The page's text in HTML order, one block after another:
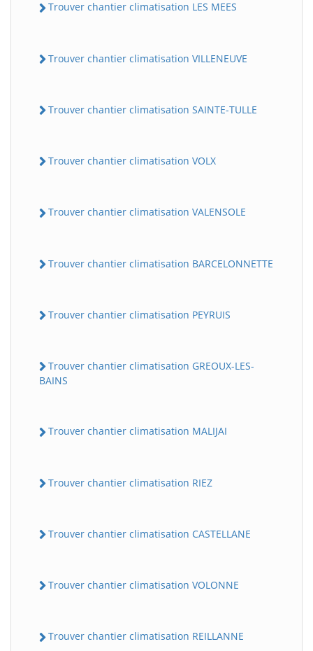
Trouver chantier climatisation LES MEES
Trouver chantier climatisation VILLENEUVE
Trouver chantier climatisation SAINTE-TULLE
Trouver chantier climatisation VOLX
Trouver chantier climatisation VALENSOLE
Trouver chantier climatisation BARCELONNETTE
Trouver chantier climatisation PEYRUIS
Trouver chantier climatisation GREOUX-LES-
BAINS
Trouver chantier climatisation MALIJAI
Trouver chantier climatisation RIEZ
Trouver chantier climatisation CASTELLANE
Trouver chantier climatisation VOLONNE
Trouver chantier climatisation REILLANNE